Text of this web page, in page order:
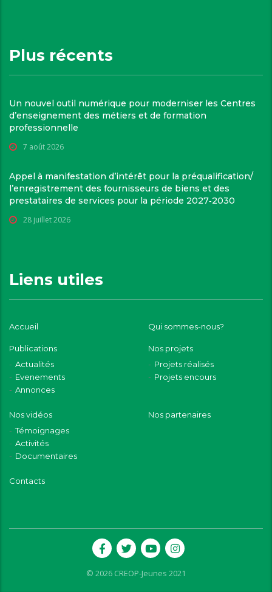
Plus récents
Un nouvel outil numérique pour moderniser les Centres
d’enseignement des métiers et de formation
professionnelle
7 août 2026
Appel à manifestation d’intérêt pour la préqualification/
l’enregistrement des fournisseurs de biens et des
prestataires de services pour la période 2027‑2030
28 juillet 2026
Liens utiles
Accueil Qui sommes-nous?
Publications
Actualités
Evenements
Annonces
Nos projets
Projets réalisés
Projets encours
Nos vidéos
Témoignages
Activités
Documentaires
Nos partenaires
Contacts
© 2026 CREOP-Jeunes 2021